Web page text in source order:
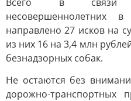
несовершеннолетних
направлено 27 исков на
из них 16 на 3,4 млн
безнадзорных собак.
Не остаются без
дорожно-транспортных